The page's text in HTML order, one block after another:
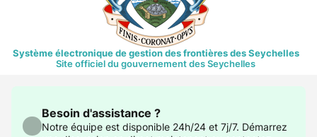
Système électronique de gestion des frontières des Seychelles
Site officiel du gouvernement des Seychelles
Besoin d'assistance ?
Notre équipe est disponible 24h/24 et 7j/7. Démarrez